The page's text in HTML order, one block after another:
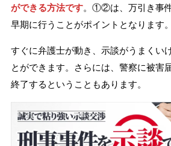
ができる方法です。①②は、万引き事
早期に行うことがポイントとなります。
すぐに弁護士が動き、示談がうまくい
とができます。さらには、警察に被害
終了するということもあります。